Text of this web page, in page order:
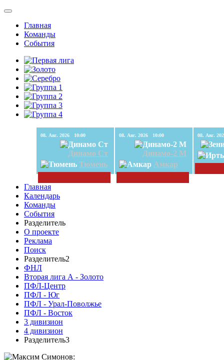
Главная
Команды
События
08. Авг. 2026 10:00
Динамо Ст
Тюмень
08. Авг. 2026 10:00
Динамо-2 М
Амкар
Главная
Календарь
Команды
События
Разделитель
О проекте
Реклама
Поиск
Разделитель2
ФНЛ
Вторая лига А - Золото
ПФЛ-Центр
ПФЛ - Юг
ПФЛ - Урал-Поволжье
ПФЛ - Восток
3 дивизион
4 дивизион
Разделитель3